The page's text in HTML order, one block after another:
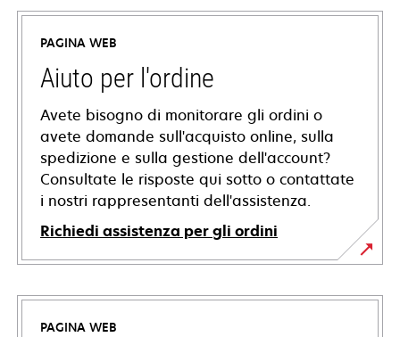
PAGINA WEB
Aiuto per l'ordine
Avete bisogno di monitorare gli ordini o
avete domande sull'acquisto online, sulla
spedizione e sulla gestione dell'account?
Consultate le risposte qui sotto o contattate
i nostri rappresentanti dell'assistenza.
Richiedi assistenza per gli ordini
PAGINA WEB